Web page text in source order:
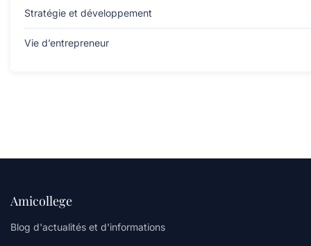
Stratégie et développement
Vie d’entrepreneur
Amicollege
Blog d'actualités et d'informations